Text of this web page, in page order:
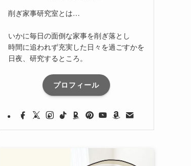
削ぎ家事研究室とは…
いかに毎日の面倒な家事を削ぎ落とし
時間に追われず充実した日々を過ごすかを
日夜、研究するところ。
プロフィール